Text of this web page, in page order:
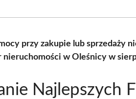
przy zakupie lub sprzedaży
nieruchomości w Oleśnicy w
Najlepszych